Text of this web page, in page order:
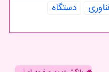
دستگاه